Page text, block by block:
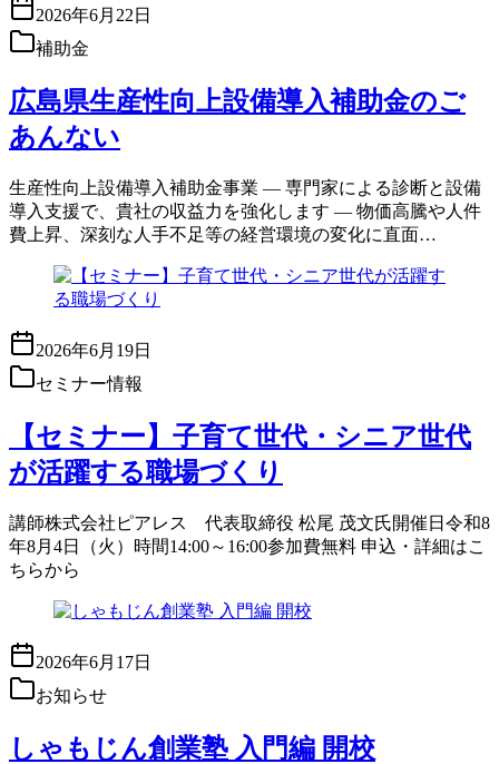
2026年6月22日
補助金
広島県生産性向上設備導入補助金のご
あんない
生産性向上設備導入補助金事業 ― 専門家による診断と設備
導入支援で、貴社の収益力を強化します ― 物価高騰や人件
費上昇、深刻な人手不足等の経営環境の変化に直面…
2026年6月19日
セミナー情報
【セミナー】子育て世代・シニア世代
が活躍する職場づくり
講師株式会社ピアレス 代表取締役 松尾 茂文氏開催日令和8
年8月4日（火）時間14:00～16:00参加費無料 申込・詳細はこ
ちらから
2026年6月17日
お知らせ
しゃもじん創業塾 入門編 開校